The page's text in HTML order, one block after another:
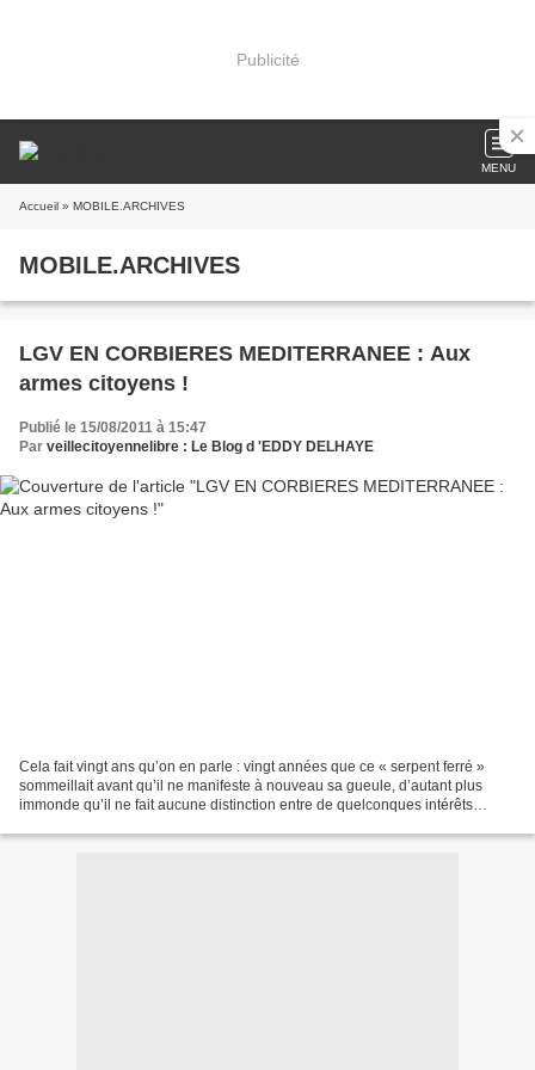
Publicité
MENU
Accueil » MOBILE.ARCHIVES
MOBILE.ARCHIVES
LGV EN CORBIERES MEDITERRANEE : Aux
armes citoyens !
Publié le 15/08/2011 à 15:47
Par veillecitoyennelibre : Le Blog d 'EDDY DELHAYE
Cela fait vingt ans qu’on en parle : vingt années que ce « serpent ferré »
sommeillait avant qu’il ne manifeste à nouveau sa gueule, d’autant plus
immonde qu’il ne fait aucune distinction entre de quelconques intérêts